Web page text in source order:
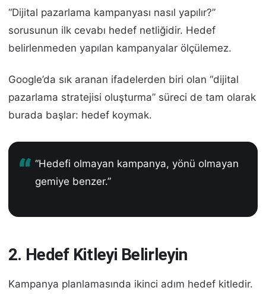
“Dijital pazarlama kampanyası nasıl yapılır?”
sorusunun ilk cevabı hedef netliğidir. Hedef
belirlenmeden yapılan kampanyalar ölçülemez.
Google’da sık aranan ifadelerden biri olan “dijital
pazarlama stratejisi oluşturma” süreci de tam olarak
burada başlar: hedef koymak.
“Hedefi olmayan kampanya, yönü olmayan
gemiye benzer.”
2. Hedef Kitleyi Belirleyin
Kampanya planlamasında ikinci adım hedef kitledir.